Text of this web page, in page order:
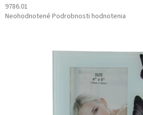
9786.01
Priemerné
Neohodnotené Podrobnosti hodnotenia